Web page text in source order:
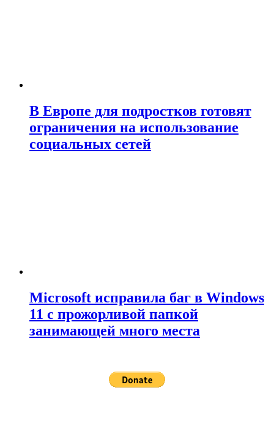
В Европе для подростков готовят
ограничения на использование
социальных сетей
Microsoft исправила баг в Windows
11 с прожорливой папкой
занимающей много места